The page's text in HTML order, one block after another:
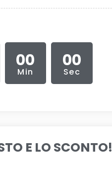
00
Min
00
Sec
E LO SCONTO!